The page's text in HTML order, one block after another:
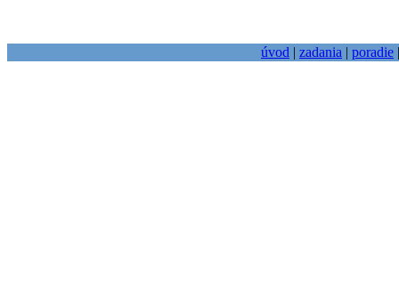
úvod | zadania | poradie